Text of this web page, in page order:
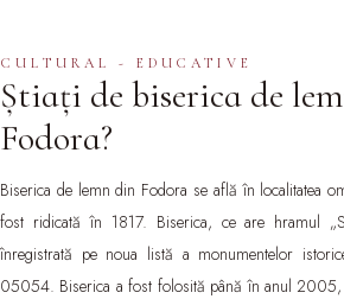
CULTURAL - EDUCATIVE
Știați de biserica de
Fodora?
Biserica de lemn din Fodora se află în localitatea
fost ridicată în 1817. Biserica, ce are hramul
înregistrată pe noua listă a monumentelor
05054. Biserica a fost folosită până în anul